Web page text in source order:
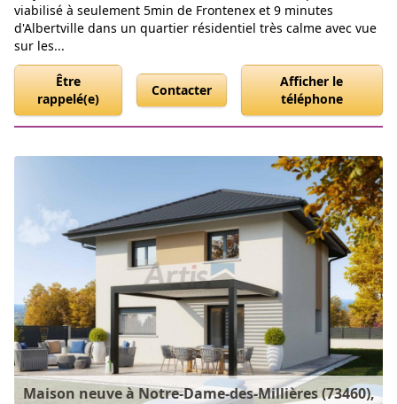
viabilisé à seulement 5min de Frontenex et 9 minutes
d'Albertville dans un quartier résidentiel très calme avec vue
sur les...
Être
rappelé(e)
Contacter
Afficher le
téléphone
Maison neuve à Notre-Dame-des-Millières (73460),